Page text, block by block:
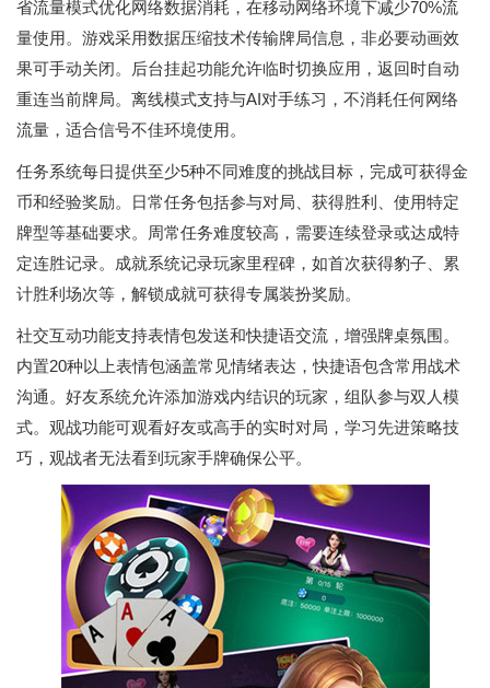
省流量模式优化网络数据消耗，在移动网络环境下减少70%流
量使用。游戏采用数据压缩技术传输牌局信息，非必要动画效
果可手动关闭。后台挂起功能允许临时切换应用，返回时自动
重连当前牌局。离线模式支持与AI对手练习，不消耗任何网络
流量，适合信号不佳环境使用。
任务系统每日提供至少5种不同难度的挑战目标，完成可获得金
币和经验奖励。日常任务包括参与对局、获得胜利、使用特定
牌型等基础要求。周常任务难度较高，需要连续登录或达成特
定连胜记录。成就系统记录玩家里程碑，如首次获得豹子、累
计胜利场次等，解锁成就可获得专属装扮奖励。
社交互动功能支持表情包发送和快捷语交流，增强牌桌氛围。
内置20种以上表情包涵盖常见情绪表达，快捷语包含常用战术
沟通。好友系统允许添加游戏内结识的玩家，组队参与双人模
式。观战功能可观看好友或高手的实时对局，学习先进策略技
巧，观战者无法看到玩家手牌确保公平。